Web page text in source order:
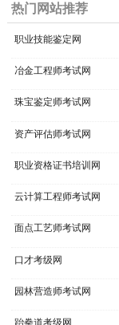
热门网站推荐
职业技能鉴定网
冶金工程师考试网
珠宝鉴定师考试网
资产评估师考试网
职业资格证书培训网
云计算工程师考试网
面点工艺师考试网
口才考级网
园林营造师考试网